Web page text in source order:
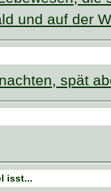
und auf der
spät
isst...